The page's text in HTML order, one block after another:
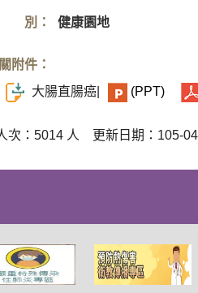
別： 健康園地
附件：
大腸直腸癌|
(PPT)
次：5014 人 更新日期：105-